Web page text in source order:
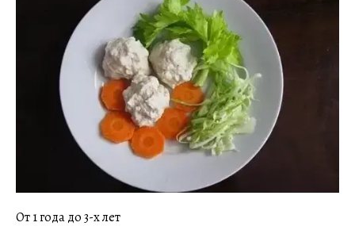
От 1 года до 3-х лет